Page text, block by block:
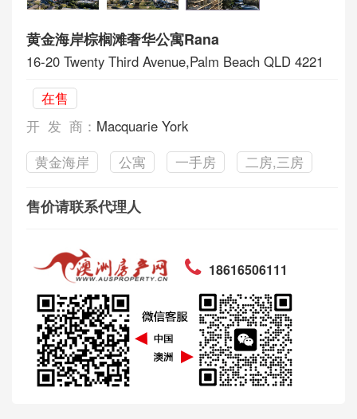
黄金海岸棕榈滩奢华公寓Rana
16-20 Twenty Third Avenue,Palm Beach QLD 4221
在售
开 发 商： Macquarie York
黄金海岸
公寓 一手房 二房,三房
售价请联系代理人
18616506111